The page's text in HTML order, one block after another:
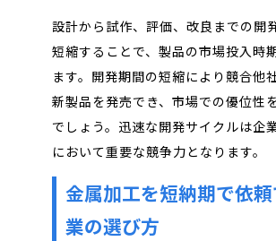
設計から試作、評価、改良までの開
短縮することで、製品の市場投入時
ます。開発期間の短縮により競合他
新製品を発売でき、市場での優位性
でしょう。迅速な開発サイクルは企
において重要な競争力となります。
金属加工を短納期で依
業の選び方